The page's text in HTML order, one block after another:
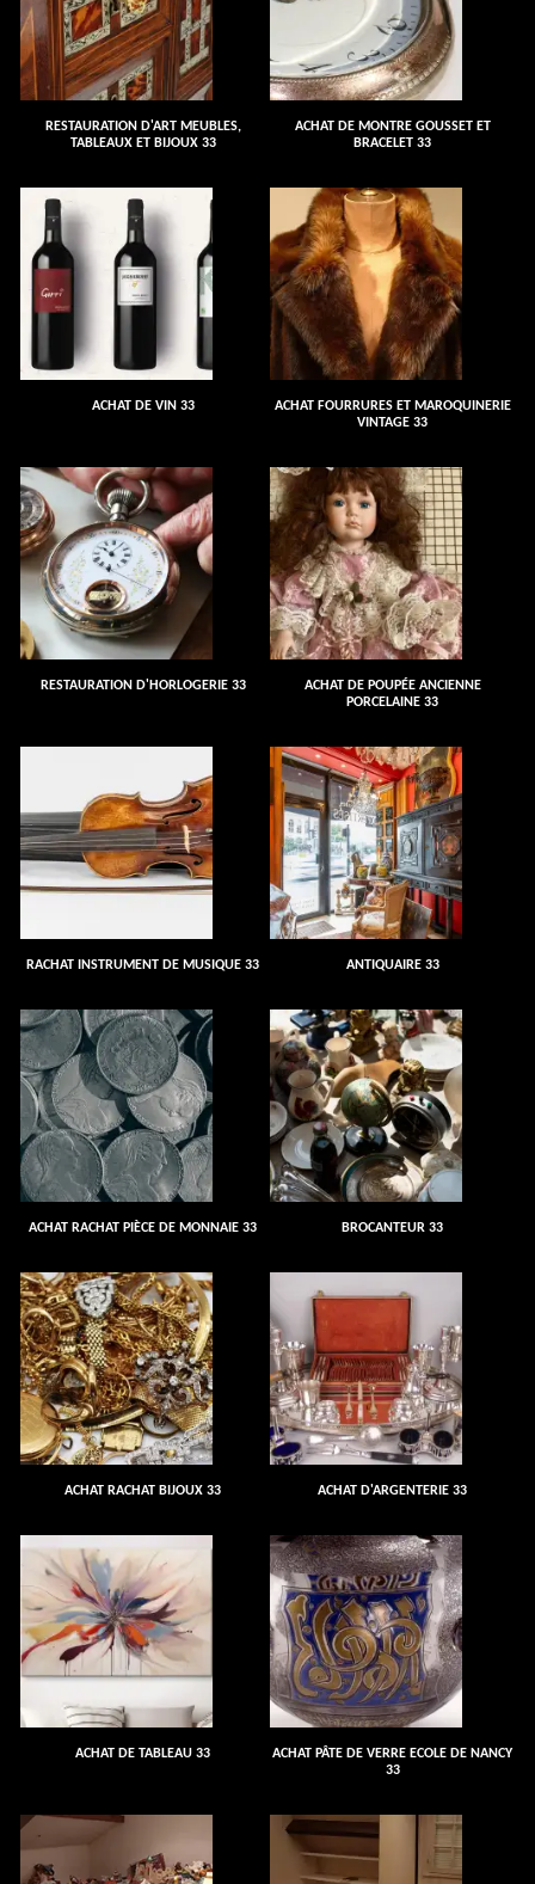
RESTAURATION D'ART MEUBLES,
TABLEAUX ET BIJOUX 33
ACHAT DE MONTRE GOUSSET ET
BRACELET 33
ACHAT DE VIN 33
ACHAT FOURRURES ET MAROQUINERIE
VINTAGE 33
RESTAURATION D'HORLOGERIE 33
ACHAT DE POUPÉE ANCIENNE
PORCELAINE 33
RACHAT INSTRUMENT DE MUSIQUE 33 ANTIQUAIRE 33
ACHAT RACHAT PIÈCE DE MONNAIE 33 BROCANTEUR 33
ACHAT RACHAT BIJOUX 33 ACHAT D'ARGENTERIE 33
ACHAT DE TABLEAU 33
ACHAT PÂTE DE VERRE ECOLE DE NANCY
33